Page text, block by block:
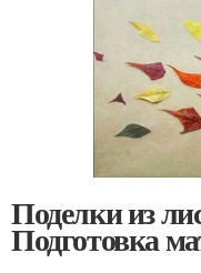
Поделки из
Подготовка